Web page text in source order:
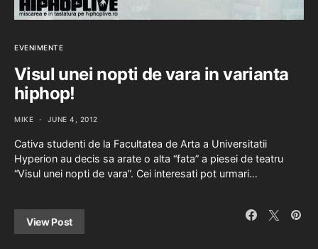
EVENIMENTE
Visul unei nopti de vara in varianta
hiphop!
MIKE JUNE 4, 2012
Cativa studenti de la Facultatea de Arta a Universitatii
Hyperion au decis sa arate o alta “fata” a piesei de teatru
“Visul unei nopti de vara”. Cei interesati pot urmari…
View Post